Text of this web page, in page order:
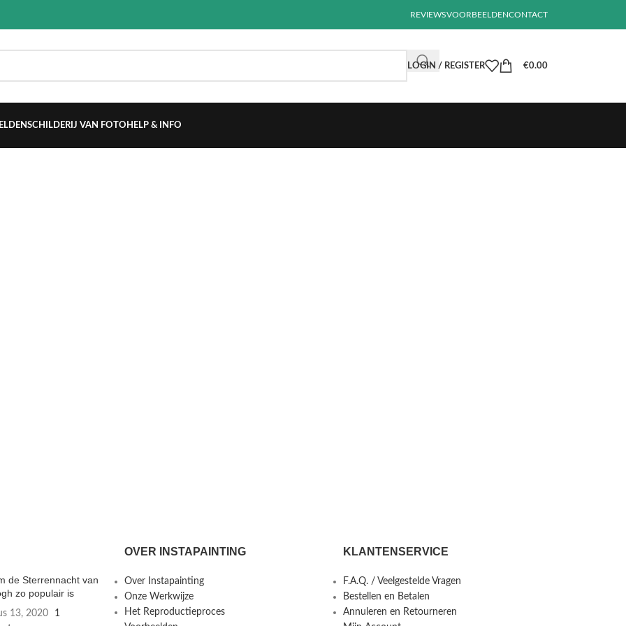
REVIEWSVOORBEELDENCONTACT
LOGIN / REGISTER €0.00
SCHILDERIJ VAN FOTO HELP & INFO
de Sterrennacht van
zo populair is
13, 2020
1
OVER INSTAPAINTING
Over Instapainting
Onze Werkwijze
Het Reproductieproces
KLANTENSERVICE
F.A.Q. / Veelgestelde Vragen
Bestellen en Betalen
Annuleren en Retourneren